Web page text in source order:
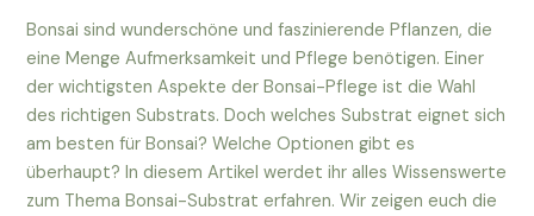
Bonsai sind wunderschöne und faszinierende Pflanzen, die
eine Menge Aufmerksamkeit und Pflege benötigen. Einer
der wichtigsten Aspekte der Bonsai-Pflege ist die Wahl
des richtigen Substrats. Doch welches Substrat eignet sich
am besten für Bonsai? Welche Optionen gibt es
überhaupt? In diesem Artikel werdet ihr alles Wissenswerte
zum Thema Bonsai-Substrat erfahren. Wir zeigen euch die